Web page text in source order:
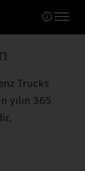
Trucks
yılın 365